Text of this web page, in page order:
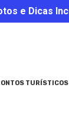
e Dicas